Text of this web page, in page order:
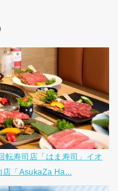
転寿司店「はま寿司」イオ
店「AsukaZa Ha...